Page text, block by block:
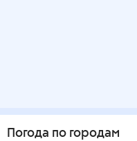
Погода по городам